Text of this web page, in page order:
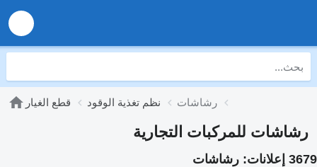
قطع الغيار نظم تغذية الوقود رشاشات
رشاشات للمركبات التجارية
3679 إعلانات: رشاشات